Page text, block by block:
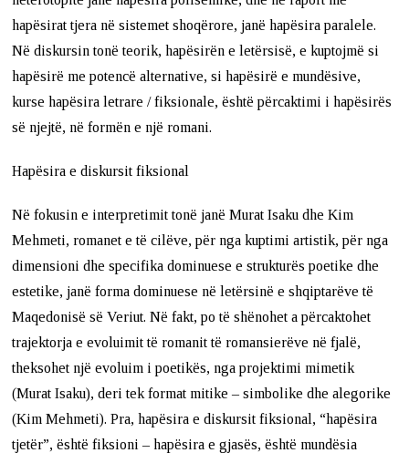
hapësirat tjera në sistemet shoqërore, janë hapësira paralele.
Në diskursin tonë teorik, hapësirën e letërsisë, e kuptojmë si
hapësirë me potencë alternative, si hapësirë e mundësive,
kurse hapësira letrare / fiksionale, është përcaktimi i hapësirës
së njejtë, në formën e një romani.
Hapësira e diskursit fiksional
Në fokusin e interpretimit tonë janë Murat Isaku dhe Kim
Mehmeti, romanet e të cilëve, për nga kuptimi artistik, për nga
dimensioni dhe specifika dominuese e strukturës poetike dhe
estetike, janë forma dominuese në letërsinë e shqiptarëve të
Maqedonisë së Veriut. Në fakt, po të shënohet a përcaktohet
trajektorja e evoluimit të romanit të romansierëve në fjalë,
theksohet një evoluim i poetikës, nga projektimi mimetik
(Murat Isaku), deri tek format mitike – simbolike dhe alegorike
(Kim Mehmeti). Pra, hapësira e diskursit fiksional, “hapësira
tjetër”, është fiksioni – hapësira e gjasës, është mundësia